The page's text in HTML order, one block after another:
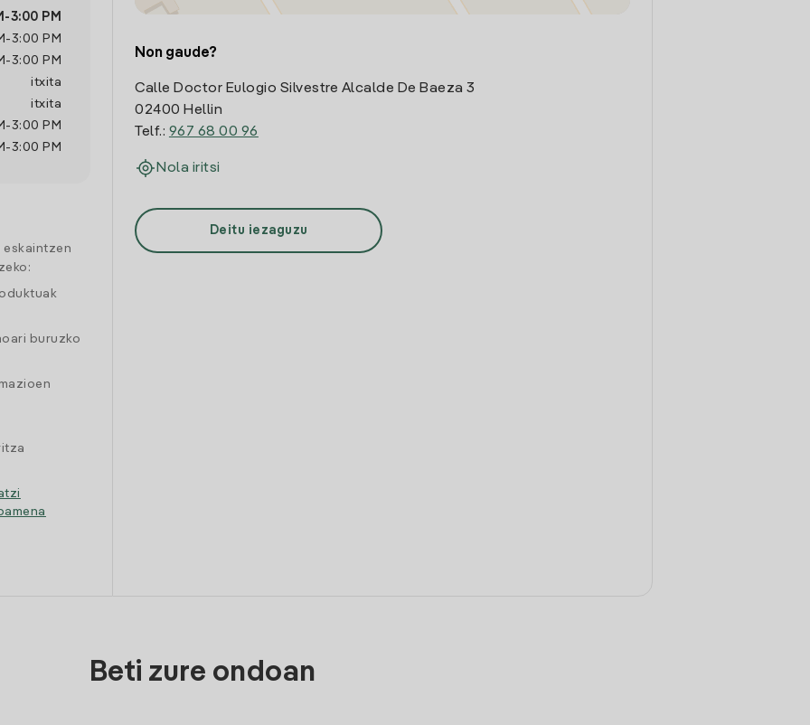
-3:00 PM
-3:00 PM
-3:00 PM
itxita
itxita
-3:00 PM
-3:00 PM
buruzko
Non gaude?
Calle Doctor Eulogio Silvestre Alcalde De Baeza 3
02400 Hellin
Telf.: 967 68 00 96
Nola iritsi
Deitu iezaguzu
Beti zure ondoan